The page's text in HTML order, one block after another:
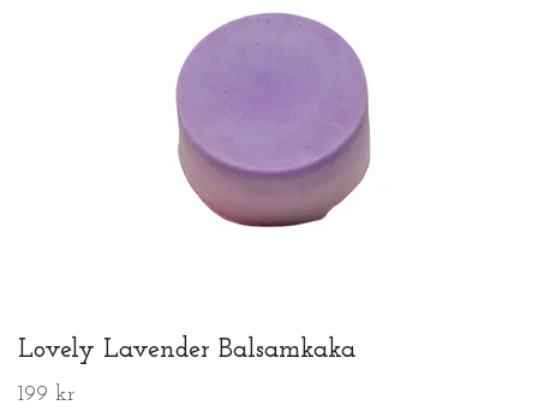
Lovely Lavender Balsamkaka
199 kr